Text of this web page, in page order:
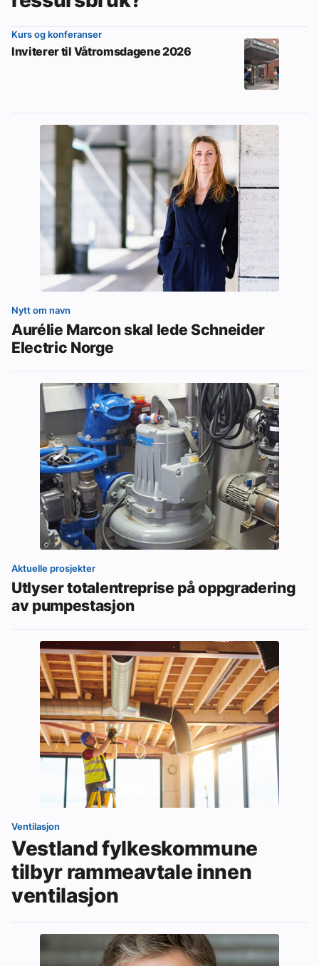
Kurs og konferanser
Inviterer til Våtromsdagene 2026
Nytt om navn
Aurélie Marcon skal lede Schneider
Electric Norge
Aktuelle prosjekter
Utlyser totalentreprise på oppgradering
av pumpestasjon
Ventilasjon
Vestland fylkeskommune
tilbyr rammeavtale innen
ventilasjon